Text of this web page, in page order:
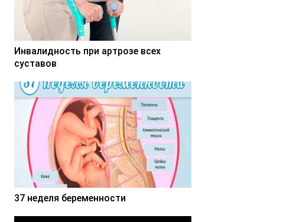
Инвалидность при артрозе всех
суставов
37 неделя беременности